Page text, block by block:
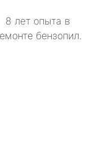
8 лет опыта в
бензопил.